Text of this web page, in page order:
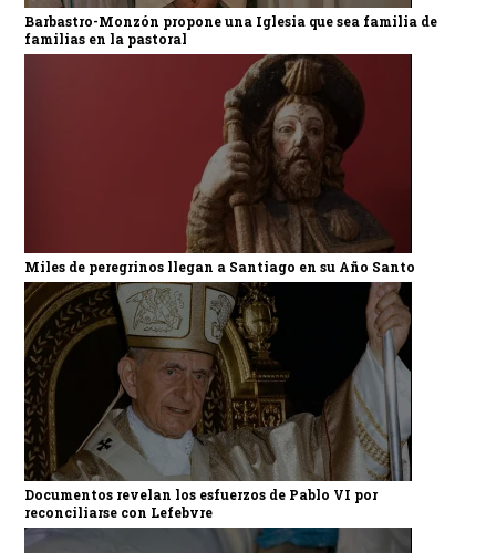
Barbastro-Monzón propone una Iglesia que sea familia de
familias en la pastoral
Miles de peregrinos llegan a Santiago en su Año Santo
Documentos revelan los esfuerzos de Pablo VI por
reconciliarse con Lefebvre